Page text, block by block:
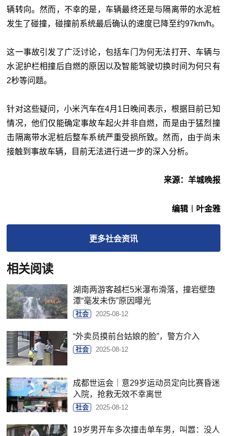
辆转向。然而，不幸的是，车辆最终还是与隔离带的水泥桩
发生了碰撞，碰撞前系统最后确认的速度已降至约97km/h。
这一事故引发了广泛讨论，包括车门为何无法打开、车辆与
水泥护栏相撞后自燃的原因以及智能驾驶切换时间为何只有
2秒等问题。
针对这些疑问，小米汽车在4月1日晚间表示，根据目前已知
情况，他们仅能确定事故车起火并非自燃，而是由于猛烈撞
击隔离带水泥桩后整车系统严重受损所致。然而，由于尚未
接触到事故车辆，目前无法进行进一步的深入分析。
来源：羊城晚报
编辑︱叶金雅
更多社会资讯
相关阅读
湖南两游客越栏5米瀑布滑落，撞岩壁堕
潭“毫发未伤”原因曝光
社会 2025-08-12
“外卖员摸前台姑娘的脸”，警方介入
社会 2025-08-12
成都世运会｜意29岁运动员定向比赛昏迷
入院，抢救无效不幸离世
社会 2025-08-12
19岁男开车多次撞击单车男，叫嚣：没人